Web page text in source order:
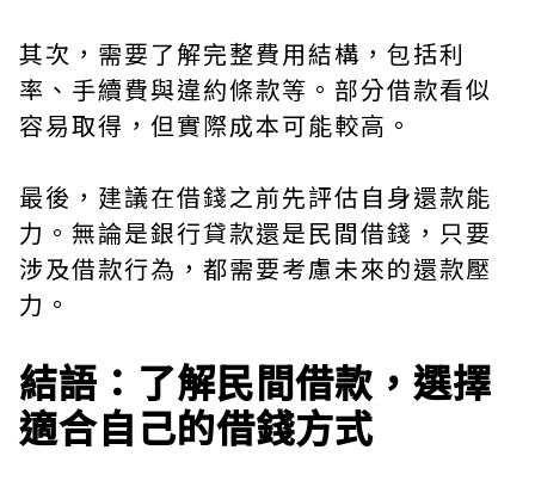
其次，需要了解完整費用結構，包括利
率、手續費與違約條款等。部分借款看似
容易取得，但實際成本可能較高。
最後，建議在借錢之前先評估自身還款能
力。無論是銀行貸款還是民間借錢，只要
涉及借款行為，都需要考慮未來的還款壓
力。
結語：了解民間借款，選擇
適合自己的借錢方式